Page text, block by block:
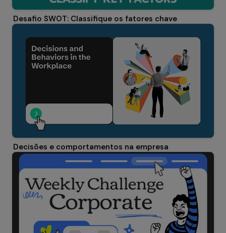
Desafio SWOT: Classifique os fatores chave
Decisões e comportamentos na empresa